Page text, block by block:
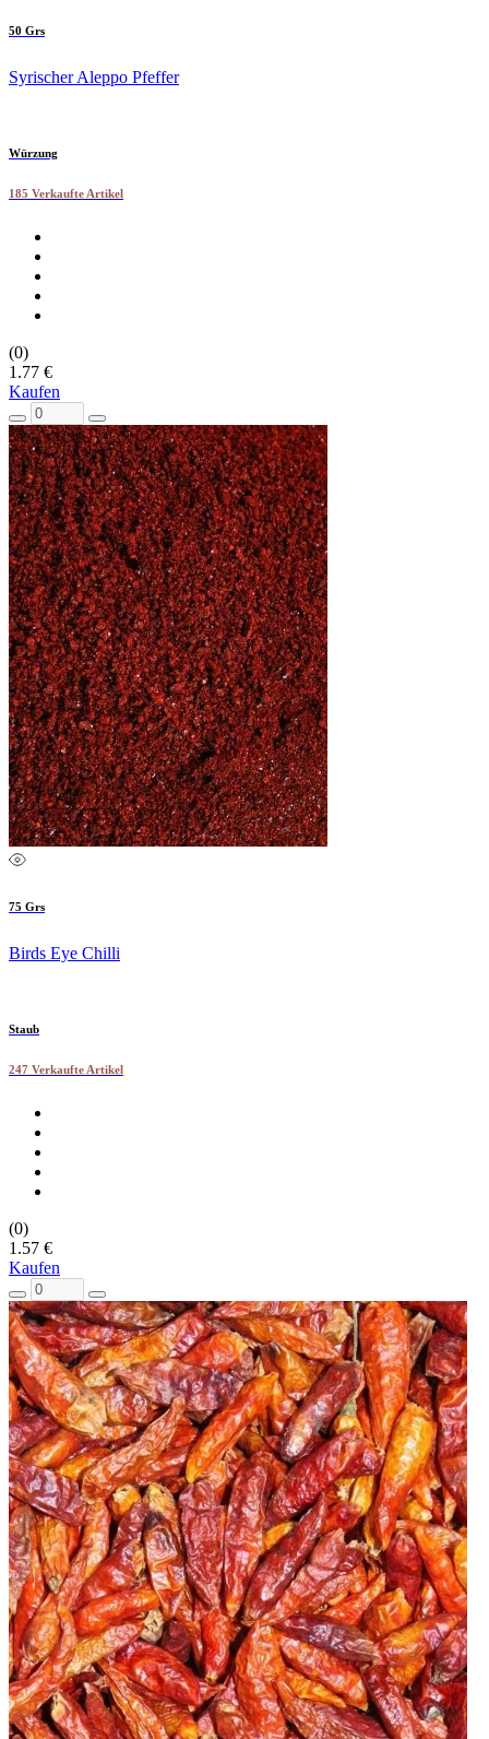
50 Grs
Syrischer Aleppo Pfeffer
Würzung
185 Verkaufte Artikel
(0)
1.77 €
Kaufen
75 Grs
Birds Eye Chilli
Staub
247 Verkaufte Artikel
(0)
1.57 €
Kaufen